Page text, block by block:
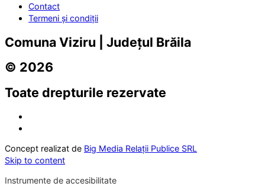
Contact
Termeni și condiții
Comuna Viziru | Județul Brăila
© 2026
Toate drepturile rezervate
Concept realizat de Big Media Relații Publice SRL
Skip to content
Instrumente de accesibilitate